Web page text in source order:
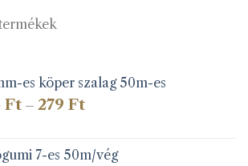
es köper szalag 50m-es
Ft – 279 FtÁrtartomány:
279 Ft
7-es 50m/vég